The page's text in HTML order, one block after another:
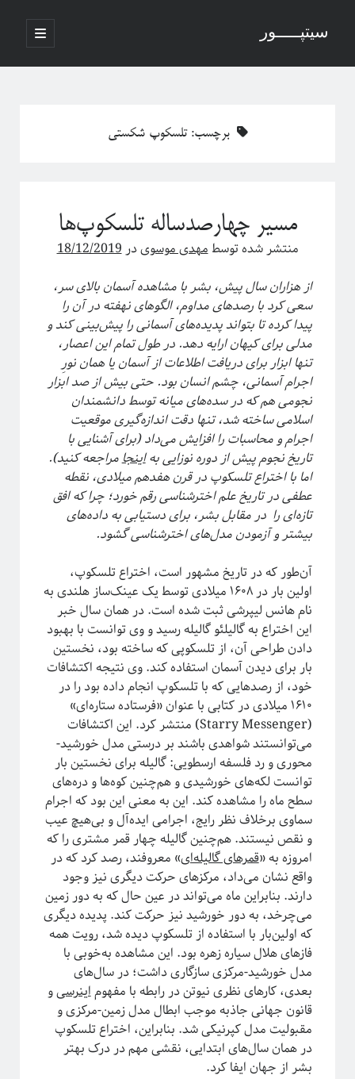
سیتپـــــور
باز
کردن
اصلی
نوار
درباره سامانه‌های پیچیده
منظور ما از پدیدارگی یا امرجنس در سیستم‌های پیچیده چیه؟
پاره شدن نخ‌های واسطه بین چند جرم آویزان
آخرین دیدگاه‌ها
فریبادرانتگرال لبگ
فاطمهدرچهارسال فیزیک!
م. ع.درچهارسال فیزیک!
عباس ریزیدرچهارسال فیزیک!
م. ع.درچهارسال فیزیک!
پر بازدیدترین نوشته‌ها
«روایتگری در علم»
پرسش‌های یک دانشجوی فیزیک!
لیسانس فیزیک با بیژامه!
جزر و مد چه جوری کار می‌کنه؟!
حکایت «سیستم‌های پیچیده» چیست؟!
سیستم‌های پیچیده: «ماهیت و ویژگی‌»
یادگیری «سیستم‌های پیچیده» رو از کجا و چه‌طور آغاز کنیم؟!
پیشنهادهایی برای دانشجویان تحصیلات تکمیلی، به‌ویژه برای سیستم‌های پیچیده
آموزش آنلاین چه چیزی برای ما دارد؟!
مقدمه‌ای بر هندسه فرکتالی
ریچارد فاینمن؛ چهره‌ترین چهره!
معرفی کتاب و دوره برای دانشجویان سال اول علوم‌پایه و مهندسی
فیزیک خوش‌مزه یا آشپزی ملوکولی
در رویارویی با علم و مسئله ترویج آن
آیا باید دکتری بخونم؟!
تجربه شخصی در کارهای مربوط به تحلیل داده در بازار و نه دانشگاه!
کنکوری‌ها حواستان باشد جوگیر نشوید؛ در علم جایی برای جوگیرها نیست!
روایتگری در علم
برچسب:تلسکوپ شکستی
مسیر چهارصد‌ساله تلسکوپ‌ها
منتشر شده توسطمهدی موسویدر18/12/2019
از هزاران سال پیش، بشر با مشاهده آسمان بالای سر،
سعی کرد با رصدهای مداوم، الگوهای نهفته در آن را
پیدا کرده تا بتواند پدیده‌های آسمانی را پیش‌بینی کند و
مدلی برای کیهان ارايه دهد. در طول تمام این اعصار،
تنها ابزار برای دریافت اطلاعات از آسمان یا همان نورِ‌
اجرام آسمانی، چشم انسان بود. حتی بیش از صد ابزار
نجومی هم که در سده‌های میانه توسط دانشمندان
اسلامی ساخته شد، تنها دقت اندازه‌گیری موقعیت
اجرام و محاسبات را افزایش می‌داد (برای آشنایی با
تاریخ نجوم پیش از دوره نوزایی بهاینجامراجعه کنید).
اما با اختراع تلسکوپ در قرن هفدهم میلادی، نقطه
عطفی در تاریخ علم اخترشناسی رقم خورد؛ چرا که افق
تاز‌ه‌ای را در مقابل بشر، برای دستیابی به داده‌های
بیشتر و آزمودن مدل‌های اخترشناسی گشود.
آن‌طور که در تاریخ مشهور است، اختراع تلسکوپ،
اولین بار در ۱۶۰۸ میلادی توسط یک عینک‌ساز هلندی به
نام هانس لیپرشی ثبت شده است. در همان سال خبر
این اختراع به گالیلئو گالیله رسید و وی توانست با بهبود
دادن طراحی آن، از تلسکوپی که ساخته بود، نخستین
بار برای دیدن آسمان استفاده کند. وی نتیجه اکتشافات
خود، از رصدها‌یی که با تلسکوپ انجام داده بود را در
۱۶۱۰ میلادی در کتابی با عنوان «فرستاده ستاره‌ای»
(Starry Messenger) منتشر کرد. این اکتشافات
می‌توانستند شواهدی باشند بر درستی مدل خورشید-
محوری و رد فلسفه ارسطویی: گالیله برای نخستین بار
توانست لکه‌های خورشیدی و هم‌چنین کوه‌ها و دره‌های
سطح ماه را مشاهده کند. این به معنی این بود که اجرام
سماوی برخلاف نظر رایج، اجرامی ایده‌آل و بی‌هیچ عیب
و نقص نیستند. هم‌چنین گالیله چهار قمر مشتری را که
امروزه به «قمرهای گالیله‌ای» معروفند، رصد کرد که در
واقع نشان می‌داد، مرکزهای حرکت دیگری نیز وجود
دارند. بنابراین ماه می‌تواند در عین حال که به دور زمین
می‌چرخد، به دور خورشید نیز حرکت کند. پدیده دیگری
که اولین‌بار با استفاده از تلسکوپ دیده شد، رویت همه
فازهای هلال سیاره زهره بود. این مشاهده به‌خوبی با
مدل خورشید-مرکزی سازگاری داشت؛ در سال‌های
بعدی، کارهای نظری نیوتن در رابطه با مفهوماینرسیو
قانون جهانی جاذبه موجب ابطال مدل زمین-مرکزی و
مقبولیت مدل کپرنیکی شد. بنابراین، اختراع تلسکوپ
در همان سال‌های ابتدایی، نقشی مهم در درک بهتر
بشر از جهان ایفا کرد.